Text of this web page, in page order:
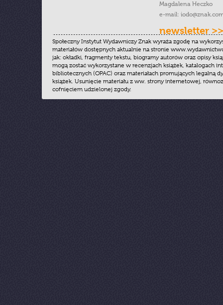
Magdalena Heczko
e-mail:
newsletter >>
Społeczny Instytut Wydawniczy Znak wyraża zgodę na
materiałów dostępnych aktualnie na stronie
jak: okładki, fragmenty tekstu, biogramy autorów oraz opisy
mogą zostać wykorzystane w recenzjach książek, katalogach
bibliotecznych (OPAC) oraz materiałach promujących legalną
książek. Usunięcie materiału z ww. strony internetowej,
cofnięciem udzielonej zgody.